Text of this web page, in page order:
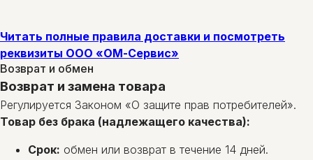
Читать полные правила доставки и посмотреть
реквизиты ООО «ОМ-Сервис»
Возврат и обмен
Возврат и замена товара
Регулируется Законом «О защите прав потребителей».
Товар без брака (надлежащего качества):
Срок: обмен или возврат в течение 14 дней.